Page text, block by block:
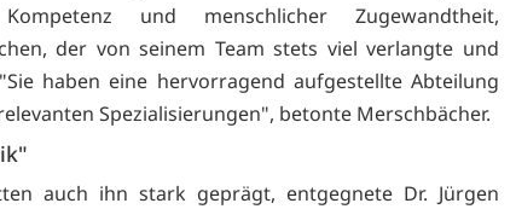
Kompetenz und menschlicher Zugewandtheit,
der von seinem Team stets viel verlangte und
haben eine hervorragend aufgestellte Abteilung
Spezialisierungen", betonte Merschbächer.
auch ihn stark geprägt, entgegnete Dr. Jürgen